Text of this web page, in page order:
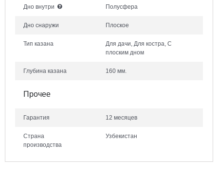
Дно внутри Полусфера
Дно снаружи Плоское
Тип казана
Для дачи, Для костра, С
плоским дном
Глубина казана 160 мм.
Прочее
Гарантия 12 месяцев
Страна
производства
Узбекистан